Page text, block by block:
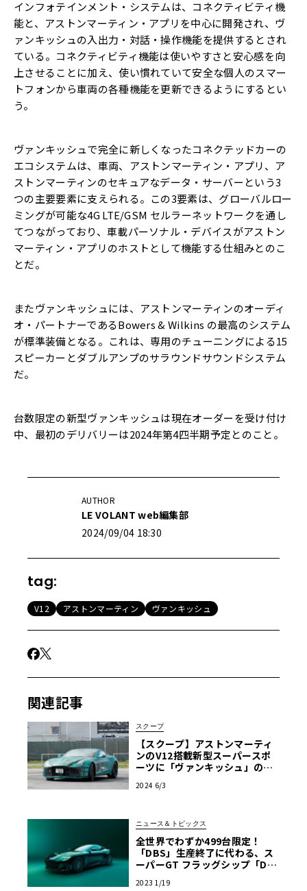
インフォテインメント・システムは、コネクティビティ機
能と、アストンマーティン・アプリを中心に開発され、ヴ
ァンキッシュの入出力・対話・操作機能を提供するとされ
ている。コネクティビティ機能は使いやすさと安心感を向
上させることに加え、使い慣れていて安全な個人のスマー
トフォンから車両の各種機能を更新できるようにするとい
う。
ヴァンキッシュで完全に新しくなったコネクテッドカーの
エコシステムは、車両、アストンマーティン・アプリ、ア
ストンマーティンのセキュアなデータ・サーバーという3
つの主要要素に支えられる。この3要素は、グローバルロー
ミングが可能な4G LTE/GSM セルラーネットワークを通し
てつながっており、車載パーソナル・デバイスがアストン
マーティン・アプリのホストとして機能する仕組みとのこ
とだ。
またヴァンキッシュには、アストンマーティンのオーディ
オ・パートナーであるBowers & Wilkins の最高のシステム
が標準装備となる。これは、専用のチューニングによる15
スピーカーとダブルアンプのサラウンドサウンドシステム
だ。
台数限定の新型ヴァンキッシュは現在オーダーを受け付け
中、最初のデリバリーは2024年第4四半期予定とのこと。
AUTHOR
LE VOLANT web編集部
2024/09/04 18:30
tag:
V12 アストンマーティン ヴァンキッシュ
関連記事
スクープ
【スクープ】アストンマーティ
ンのV12搭載新型スーパースポ
ーツに「ヴァンキッシュ」の名
2024 6/3
ニュース＆トピックス
全世界でわずか499台限定！
「DBS」生産終了に代わる、ス
ーパーGT フラッグシップ「DB
2023 1/19